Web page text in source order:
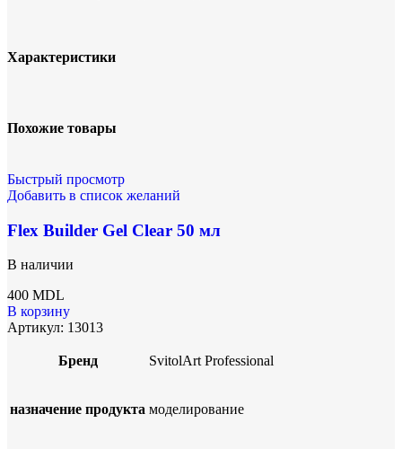
Характеристики
Похожие товары
Быстрый просмотр
Добавить в список желаний
Flex Builder Gel Clear 50 мл
В наличии
400 MDL
В корзину
Артикул: 13013
Бренд SvitolArt Professional
назначение продукта моделирование